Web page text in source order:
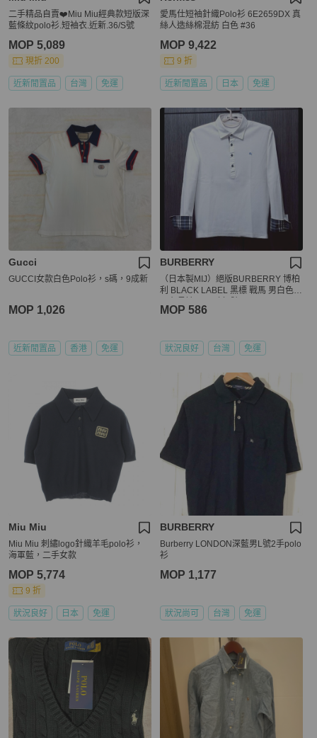
二手精品自賣❤️Miu Miu經典款短版深
藍條紋polo衫.短袖衣.近新.36/S號
MOP 5,089
現折 200
近新閒置品 台灣 免運
愛馬仕短袖針織Polo衫 6E2659DX 真
絲人造絲棉混紡 白色 #36
MOP 9,422
9 折
近新閒置品 日本 免運
Gucci
GUCCI女款白色Polo衫，s碼，9成新
MOP 1,026
近新閒置品 香港 免運
BURBERRY
（日本製MIJ）絕版BURBERRY 博柏
利 BLACK LABEL 黑標 戰馬 男白色網
MOP 586
狀況良好 台灣 免運
Miu Miu
Miu Miu 刺繡logo針織羊毛polo衫，
海軍藍，二手女款
MOP 5,774
9 折
狀況良好 日本 免運
BURBERRY
Burberry LONDON深藍男L號2手polo
衫
MOP 1,177
狀況尚可 台灣 免運